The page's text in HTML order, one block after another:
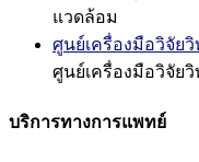
แวดล้อม
ศูนย์เครื่องมือวิจัย
ศูนย์เครื่องมือวิจัย
บริการทางการแพทย์